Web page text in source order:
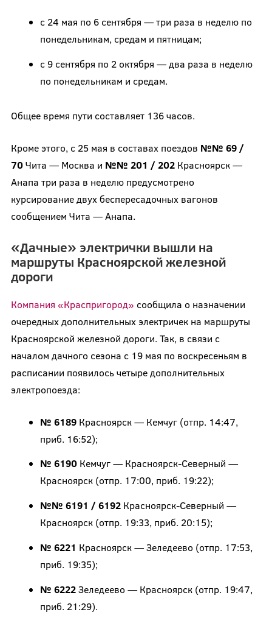
с 24 мая по 6 сентября — три раза в неделю по
понедельникам, средам и пятницам;
с 9 сентября по 2 октября — два раза в неделю
по понедельникам и средам.
Общее время пути составляет 136 часов.
Кроме этого, с 25 мая в составах поездов №№ 69 /
70Чита — Москва и №№ 201 / 202Красноярск —
Анапа три раза в неделю предусмотрено
курсирование двух беспересадочных вагонов
сообщением Чита — Анапа.
«Дачные» электрички вышли на
маршруты Красноярской железной
дороги
Компания «Краспригород» сообщила о назначении
очередных дополнительных электричек на маршруты
Красноярской железной дороги. Так, в связи с
началом дачного сезона с 19 мая по воскресеньям в
расписании появилось четыре дополнительных
электропоезда:
№ 6189Красноярск — Кемчуг (отпр. 14:47,
приб. 16:52);
№ 6190Кемчуг — Красноярск-Северный —
Красноярск (отпр. 17:00, приб. 19:22);
№№ 6191 / 6192Красноярск-Северный —
Красноярск (отпр. 19:33, приб. 20:15);
№ 6221 Красноярск — Зеледеево (отпр. 17:53,
приб. 19:35);
№ 6222Зеледеево — Красноярск (отпр. 19:47,
приб. 21:29).